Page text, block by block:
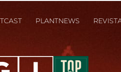
PLANTNEWS